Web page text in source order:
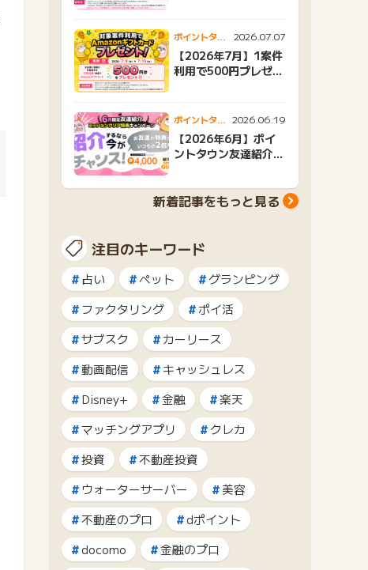
ポイントタウ
ンニュース
2026.07.07
【2026年7月】1案件
利用で500円プレゼン
ポイントタウ
ンニュース
2026.06.19
【2026年6月】ポイ
ントタウン友達紹介キ
新着記事をもっと見る
注目のキーワード
占い ペット
グランピング
ファクタリング
ポイ活
サブスク
カーリース
動画配信
キャッシュレス
Disney+
金融
楽天
マッチングアプリ
クレカ
投資
不動産投資
ウォーターサーバー
美容
不動産のプロ
dポイント
docomo
金融のプロ